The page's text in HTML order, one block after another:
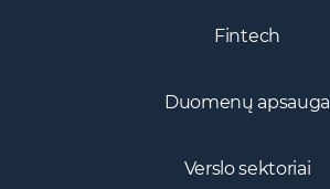
Fintech
Duomenų apsauga
Verslo sektoriai